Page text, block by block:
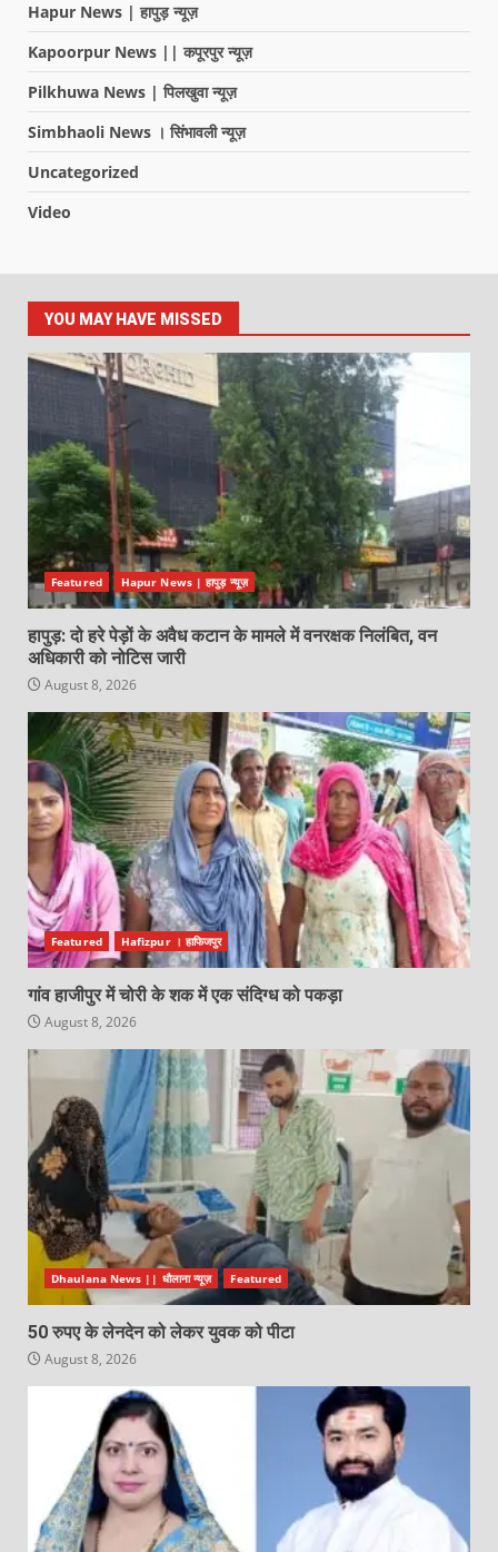
Hapur News | हापुड़ न्यूज़
Kapoorpur News || कपूरपुर न्यूज़
Pilkhuwa News | पिलखुवा न्यूज़
Simbhaoli News । सिंभावली न्यूज़
Uncategorized
Video
YOU MAY HAVE MISSED
Featured Hapur News | हापुड़ न्यूज़
हापुड़: दो हरे पेड़ों के अवैध कटान के मामले में वनरक्षक निलंबित, वन
अधिकारी को नोटिस जारी
August 8, 2026
Featured Hafizpur । हाफिजपुर
गांव हाजीपुर में चोरी के शक में एक संदिग्ध को पकड़ा
August 8, 2026
Dhaulana News || धौलाना न्यूज़ Featured
50 रुपए के लेनदेन को लेकर युवक को पीटा
August 8, 2026